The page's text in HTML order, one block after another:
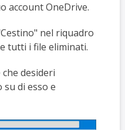
account OneDrive.
nel riquadro
tutti i file eliminati.
desideri
di esso e